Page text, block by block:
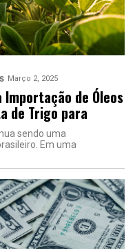
Março 2, 2025
Importação de Óleos
de Trigo para
sendo uma
Em uma